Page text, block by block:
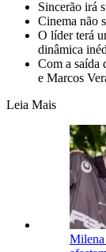
Sincerão irá
Cinema não
O líder terá
dinâmica
Com a saída
e Marcos
Leia Mais
Milena